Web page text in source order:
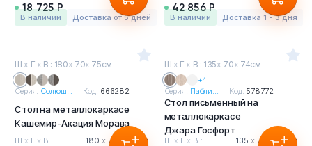
18 725 Р
в наличии Доставка от 5 дней
42 856 Р
в наличии Доставка 1 - 3 дня
Ш х Г х В : 180х 70х 75см
Серия: Солюш... Код: 666282
Стол на металлокаркасе
Кашемир-Акация Морава
Ш х Г х В : 180 х70 х75 см
Ш х Г х В : 135х 70х 74см
+4
Серия: Пабли... Код: 578772
Стол письменный на
металлокаркасе
Джара Госфорт
Ш х Г х В : 135 х 70 х74 см